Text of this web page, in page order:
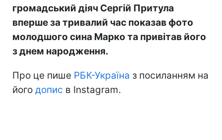
громадський діяч Сергій Притула
вперше за тривалий час показав фото
молодшого сина Марко та привітав його
з днем народження.
Про це пише РБК-Україна з посиланням на
його допис в Instagram.